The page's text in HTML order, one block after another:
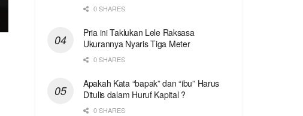
0 SHARES
Pria ini Taklukan Lele Raksasa
Ukurannya Nyaris Tiga Meter
0 SHARES
Apakah Kata “bapak” dan “ibu” Harus
Ditulis dalam Huruf Kapital ?
0 SHARES